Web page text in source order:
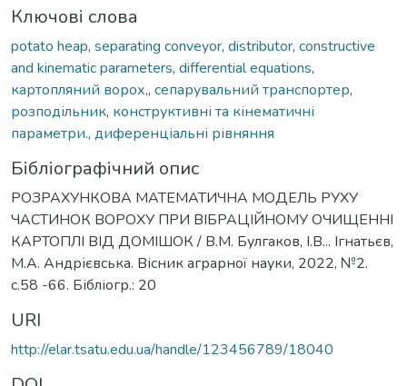
Ключові слова
potato heap, separating conveyor, distributor, constructive
and kinematic parameters, differential equations,
картопляний ворох,, сепарувальний транспортер,
розподільник, конструктивні та кінематичні
параметри., диференціальні рівняння
Бібліографічний опис
РОЗРАХУНКОВА МАТЕМАТИЧНА МОДЕЛЬ РУХУ
ЧАСТИНОК ВОРОХУ ПРИ ВІБРАЦІЙНОМУ ОЧИЩЕННІ
КАРТОПЛІ ВІД ДОМІШОК / В.М. Булгаков, І.В... Ігнатьєв,
М.А. Андрієвська. Вісник аграрної науки, 2022, №2.
с.58 -66. Бібліогр.: 20
URI
http://elar.tsatu.edu.ua/handle/123456789/18040